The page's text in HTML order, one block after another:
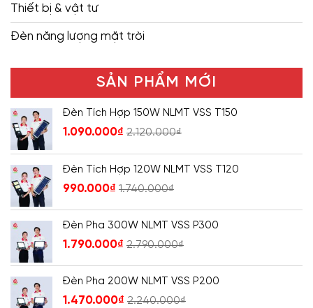
Thiết bị & vật tư
Đèn năng lượng mặt trời
SẢN PHẨM MỚI
Đèn Tích Hợp 150W NLMT VSS T150
1.090.000₫ 2.120.000₫
Đèn Tích Hợp 120W NLMT VSS T120
990.000₫ 1.740.000₫
Đèn Pha 300W NLMT VSS P300
1.790.000₫ 2.790.000₫
Đèn Pha 200W NLMT VSS P200
1.470.000₫ 2.240.000₫